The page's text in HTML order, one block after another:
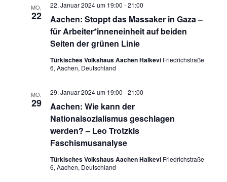
v
i
g
i
n
MO.
22
Aachen: Stoppt das Massaker in Gaza –
für Arbeiter*inneneinheit auf beiden
Seiten der grünen Linie
22. Januar 2024 um 19:00 -21:00
Türkisches Volkshaus Aachen Halkevi Friedrichstraße
6, Aachen, Deutschland
MO.
29
Aachen: Wie kann der
Nationalsozialismus geschlagen
werden? – Leo Trotzkis
Faschismusanalyse
29. Januar 2024 um 19:00 -21:00
Türkisches Volkshaus Aachen Halkevi Friedrichstraße
6, Aachen, Deutschland